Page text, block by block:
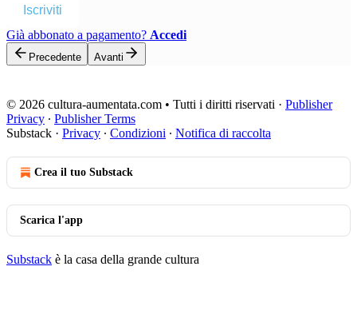
Iscriviti
Già abbonato a pagamento? Accedi
Precedente Avanti
© 2026 cultura-aumentata.com • Tutti i diritti riservati · Publisher
Privacy ∙ Publisher Terms
Substack · Privacy ∙ Condizioni ∙ Notifica di raccolta
Crea il tuo Substack
Scarica l'app
Substack è la casa della grande cultura